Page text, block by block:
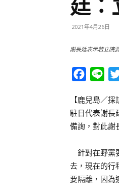
廷：
2021年4月26日
謝長廷表示若立院
【鹿兒島／
駐日代表謝長
備詢，對此謝
針對在野黨
去，現在的行
要隔離，因為